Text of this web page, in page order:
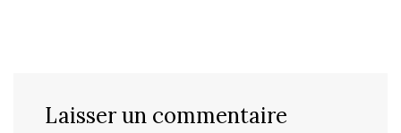
Laisser un commentaire